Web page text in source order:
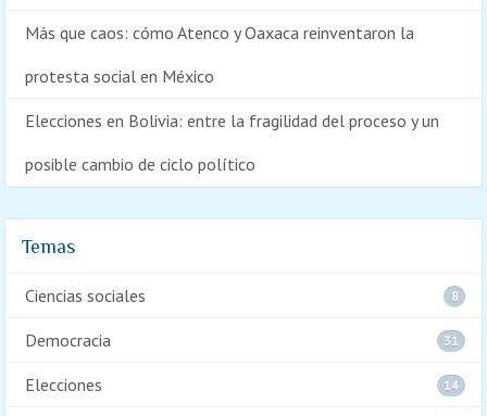
Más que caos: cómo Atenco y Oaxaca reinventaron la
protesta social en México
Elecciones en Bolivia: entre la fragilidad del proceso y un
posible cambio de ciclo político
Temas
Ciencias sociales 8
Democracia 31
Elecciones 14